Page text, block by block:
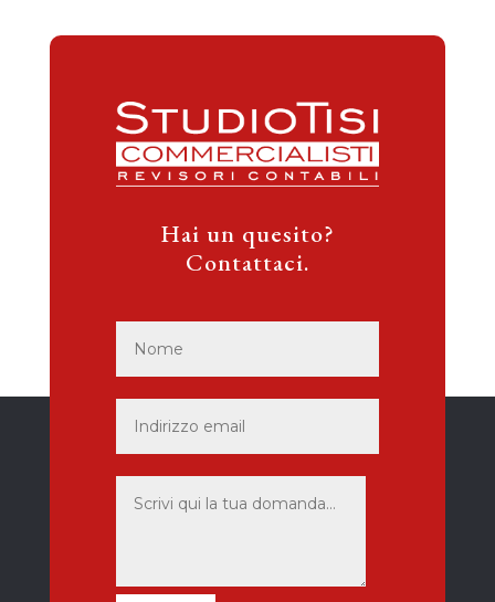
Hai un quesito?
Contattaci.